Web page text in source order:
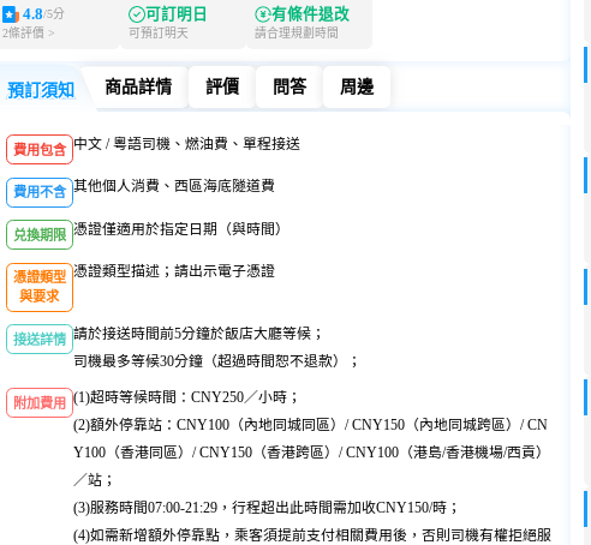
4.8/5分
2條評價 >
可訂明日
可預訂明天
有條件退改
請合理規劃時間
預訂須知 商品詳情 評價 問答
周邊
商品詳情 評價 問答
費用包含 中文 / 粵語司機、燃油費、單程接送
費用不含 其他個人消費、西區海底隧道費
兑換期限 憑證僅適用於指定日期（與時間）
憑證類型
與要求
憑證類型描述；請出示電子憑證
接送詳情 請於接送時間前5分鐘於飯店大廳等候；
司機最多等候30分鐘（超過時間恕不退款）；
附加費用
(1)超時等候時間：CNY250／小時；
(2)額外停靠站：CNY100（內地同城同區）/ CNY150（內地同城跨區）/ CN
Y100（香港同區）/ CNY150（香港跨區）/ CNY100（港島/香港機場/西貢）
／站；
(3)服務時間07:00-21:29，行程超出此時間需加收CNY150/時；
(4)如需新增額外停靠點，乘客須提前支付相關費用後，否則司機有權拒絕服